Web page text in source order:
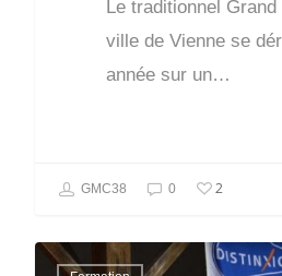
Le traditionnel
ville de Vienne se
année sur un…
GMC38 0 2